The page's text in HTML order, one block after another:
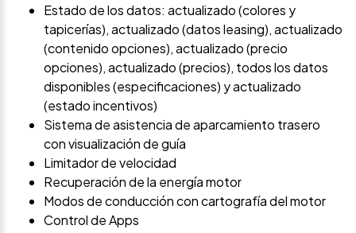
Estado de los datos: actualizado (colores y
tapicerías), actualizado (datos leasing), actualizado
(contenido opciones), actualizado (precio
opciones), actualizado (precios), todos los datos
disponibles (especificaciones) y actualizado
(estado incentivos)
Sistema de asistencia de aparcamiento trasero
con visualización de guía
Limitador de velocidad
Recuperación de la energía motor
Modos de conducción con cartografía del motor
Control de Apps